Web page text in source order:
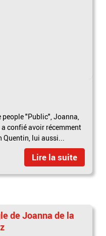
"Public", Joanna,
confié avoir récemment
Quentin, lui aussi...
Lire la suite
de Joanna de la